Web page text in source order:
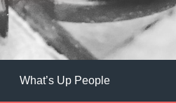
What’s Up People